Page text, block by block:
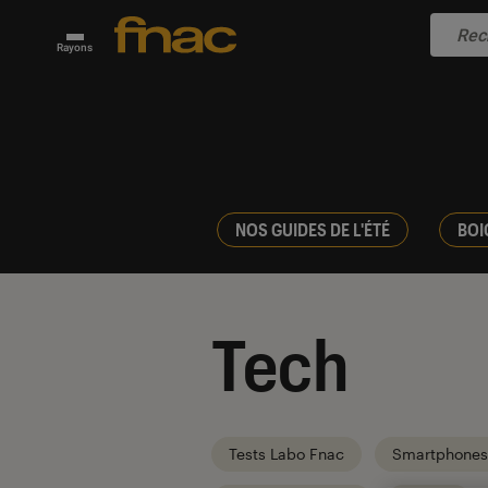
Rayons
NOS GUIDES DE L'ÉTÉ
Tech
Tests Labo Fnac Smartphones